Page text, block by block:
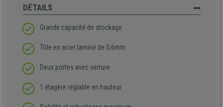
DÉTAILS
Grande capacité de stockage
Tôle en acier laminé de 0,6mm
Deux portes avec serrure
1 étagère réglable en hauteur